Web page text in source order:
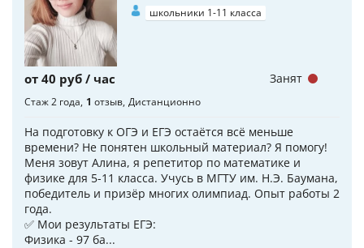
школьники 1-11 класса
от 40 руб / час
Стаж 2 года 1 отзыв Дистанционно
На подготовку к ОГЭ и ЕГЭ остаётся всё меньше
времени? Не понятен школьный материал? Я помогу!
Меня зовут Алина, я репетитор по математике и
физике для 5-11 класса. Учусь в МГТУ им. Н.Э. Баумана,
победитель и призёр многих олимпиад. Опыт работы 2
года.
✅️ Мои результаты ЕГЭ:
Физика - 97 ба...
Занят